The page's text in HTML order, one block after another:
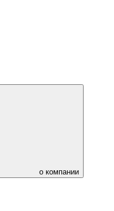
о компании